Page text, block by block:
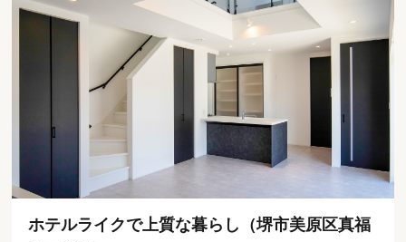
ホテルライクで上質な暮らし（堺市美原区真福